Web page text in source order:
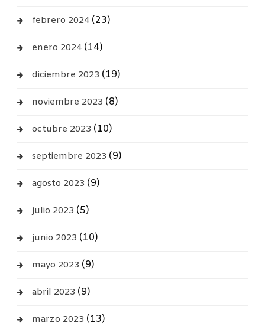
febrero 2024(23)
enero 2024(14)
diciembre 2023 (19)
noviembre 2023 (8)
octubre 2023 (10)
septiembre 2023 (9)
agosto 2023 (9)
julio 2023 (5)
junio 2023 (10)
mayo 2023 (9)
abril 2023 (9)
marzo 2023 (13)